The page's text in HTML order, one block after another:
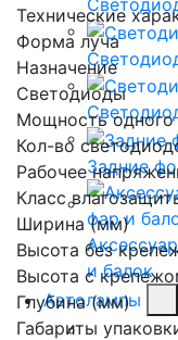
Задние
и балок
Автолампы
Технические
Форма луча
Назначение
Светодиоды
Мощность одного
Кол-во
Рабочее
Класс
Ширина (мм)
Высота без
Высота с
Глубина (мм)
Габариты